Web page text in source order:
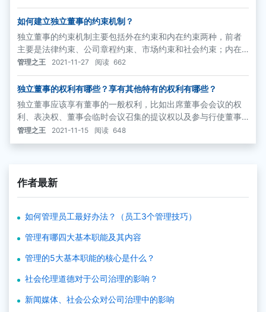
如何建立独立董事的约束机制？
独立董事的约束机制主要包括外在约束和内在约束两种，前者
主要是法律约束、公司章程约束、市场约束和社会约束；内在
约束主要是职业道德约束和声誉约束。这些约束机制也将有形
或者无形地促使独立董事作出客观和公正的决策。
管理之王 2021-11-27 阅读 662
独立董事的权利有哪些？享有其他特有的权利有哪些？
独立董事应该享有董事的一般权利，比如出席董事会会议的权
利、表决权、董事会临时会议召集的提议权以及参与行使董事
会职权的权利等。除此之外，独立董事还享有其他特有的权
利，这个方面各个国家的立法中均有所体现。
管理之王 2021-11-15 阅读 648
作者最新
如何管理员工最好办法？（员工3个管理技巧）
管理有哪四大基本职能及其内容
管理的5大基本职能的核心是什么？
社会伦理道德对于公司治理的影响？
新闻媒体、社会公众对公司治理中的影响